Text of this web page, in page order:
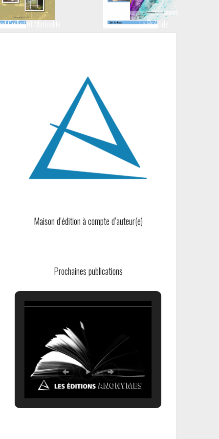
Guillet et Marieville Le Prélude
Maison d’édition à compte d’auteur(e)
Prochaines publications